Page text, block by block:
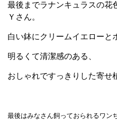
最後までラナンキュラスの花
Ｙさん。
白い鉢にクリームイエローと
明るくて清潔感のある、
おしゃれですっきりした寄せ
最後はみなさん飼っておられるワン